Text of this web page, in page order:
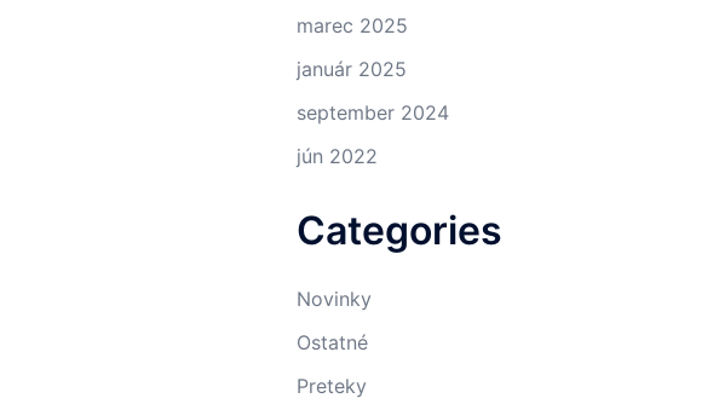
marec 2025
január 2025
september 2024
jún 2022
Categories
Novinky
Ostatné
Preteky